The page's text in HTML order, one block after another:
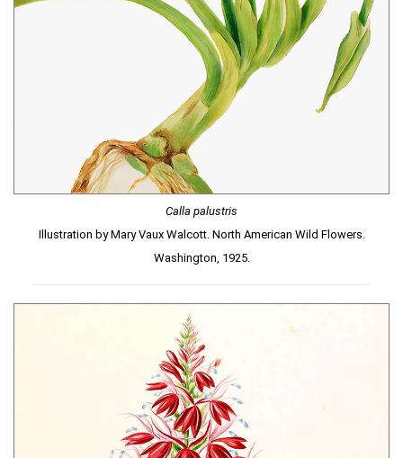
Calla palustris
Illustration by Mary Vaux Walcott. North American Wild Flowers.
Washington, 1925.